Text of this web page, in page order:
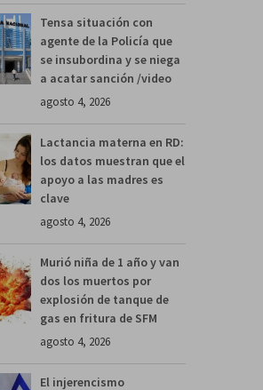
Tensa situación con
agente de la Policía que
se insubordina y se niega
a acatar sanción /video
agosto 4, 2026
Lactancia materna en RD:
los datos muestran que el
apoyo a las madres es
clave
agosto 4, 2026
Murió niña de 1 año y van
dos los muertos por
explosión de tanque de
gas en fritura de SFM
agosto 4, 2026
El injerencismo